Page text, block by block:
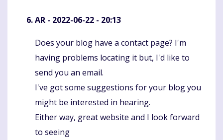
AR - 2022-06-22 - 20:13
Komentaras
Does your blog have a contact page? I'm
having problems locating it but, I'd like to
send you an email.
I've got some suggestions for your blog you
might be interested in hearing.
Either way, great website and I look forward
to seeing